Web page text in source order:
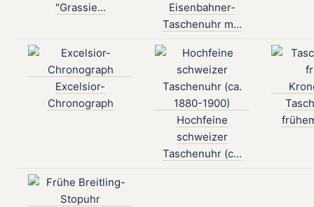
"Grassie...
Eisenbahner-
Taschenuhr m...
Excelsior-
Chronograph
Hochfeine
schweizer
Taschenuhr (c...